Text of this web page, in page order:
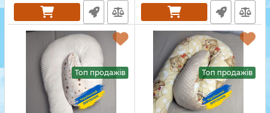
Топ продажів Топ продажів